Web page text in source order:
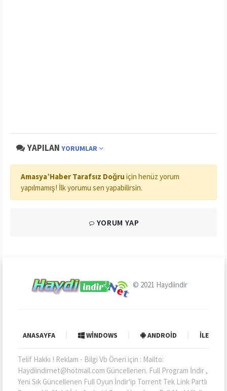
YAPILAN YORUMLAR
Amasya’Haber Tarafsız Doğru için henüz yorum
yapılmamış! İlk yorumu sen yapabilirsin.
YORUM YAP
© 2021 Haydiindir
ANASAYFA WINDOWS ANDROID İLETIŞIM
Telif Hakkı ! Reklam - Bilgi Vb Öneri için : Mailto:
Haydiindirnet@hotmail.com Güncellenen. Full Program İndir ,
Yeni Sık Güncellenen Full Oyun İndir'ip Torrent Tek Link Partlı